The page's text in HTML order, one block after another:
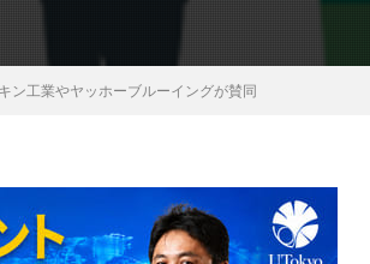
ン工業やヤッホーブルーイングが賛同